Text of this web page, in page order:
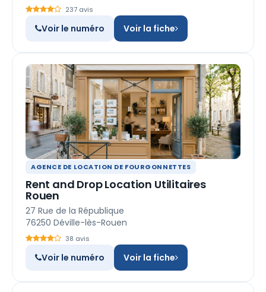
237 avis
Voir le numéro Voir la fiche
AGENCE DE LOCATION DE FOURGONNETTES
Rent and Drop Location Utilitaires
Rouen
27 Rue de la République
76250 Déville-lès-Rouen
38 avis
Voir le numéro Voir la fiche